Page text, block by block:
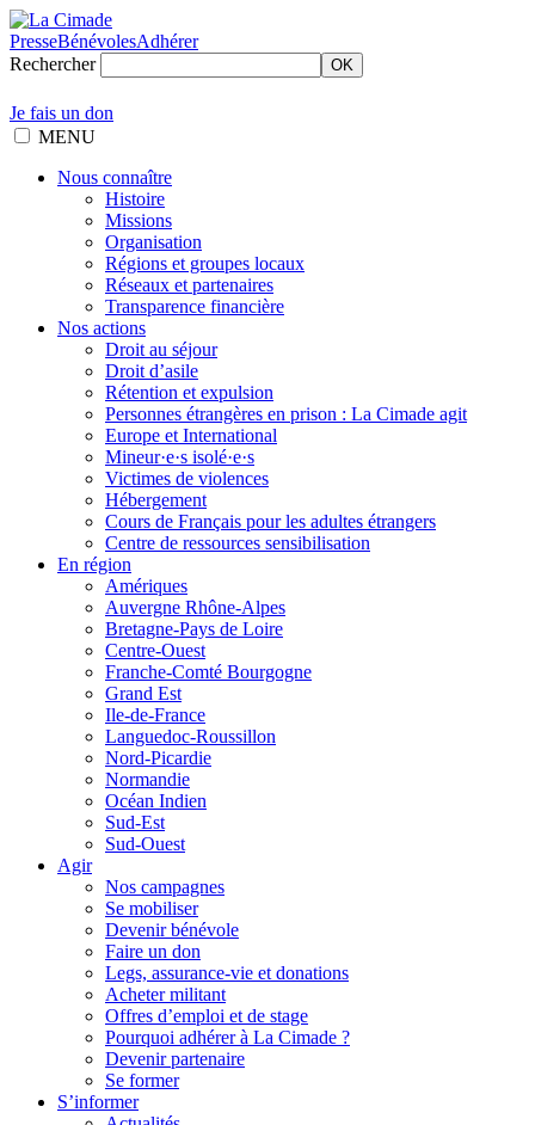
PresseBénévolesAdhérer
Rechercher
OK
Je fais un don
MENU
Nous connaître
Histoire
Missions
Organisation
Régions et groupes locaux
Réseaux et partenaires
Transparence financière
Nos actions
Droit au séjour
Droit d’asile
Rétention et expulsion
Personnes étrangères en prison : La Cimade agit
Europe et International
Mineur·e·s isolé·e·s
Victimes de violences
Hébergement
Cours de Français pour les adultes étrangers
Centre de ressources sensibilisation
En région
Amériques
Auvergne Rhône-Alpes
Bretagne-Pays de Loire
Centre-Ouest
Franche-Comté Bourgogne
Grand Est
Ile-de-France
Languedoc-Roussillon
Nord-Picardie
Normandie
Océan Indien
Sud-Est
Sud-Ouest
Agir
Nos campagnes
Se mobiliser
Devenir bénévole
Faire un don
Legs, assurance-vie et donations
Acheter militant
Offres d’emploi et de stage
Pourquoi adhérer à La Cimade ?
Devenir partenaire
Se former
S’informer